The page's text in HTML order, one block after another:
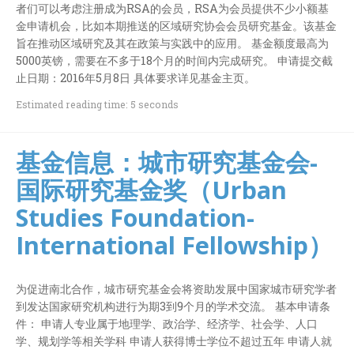
者们可以考虑注册成为RSA的会员，RSA为会员提供不少小额基
金申请机会，比如本期推送的区域研究协会会员研究基金。该基金
旨在推动区域研究及其在政策与实践中的应用。 基金额度最高为
5000英镑，需要在不多于18个月的时间内完成研究。 申请提交截
止日期：2016年5月8日 具体要求详见基金主页。
Estimated reading time: 5 seconds
基金信息：城市研究基金会-
国际研究基金奖（Urban
Studies Foundation-
International Fellowship）
为促进南北合作，城市研究基金会将资助发展中国家城市研究学者
到发达国家研究机构进行为期3到9个月的学术交流。 基本申请条
件： 申请人专业属于地理学、政治学、经济学、社会学、人口
学、规划学等相关学科 申请人获得博士学位不超过五年 申请人就